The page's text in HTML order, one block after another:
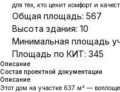
для тех, кто ценит комфорт и
Общая площадь: 567
Высота здания: 10
Минимальная площадь
Площадь по КИТ: 345
Описание
Состав проектной документации
Описание
Этот дом на участке 637 м² —